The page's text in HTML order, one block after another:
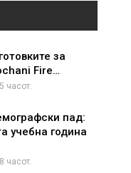
за
Fire…
часот.
пад:
учебна година
часот.